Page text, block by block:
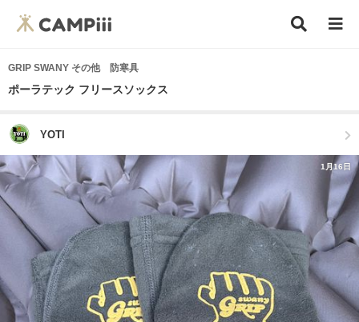
GRIP SWANY その他 防寒具
ポーラテック フリースソックス
YOTI
1月16日